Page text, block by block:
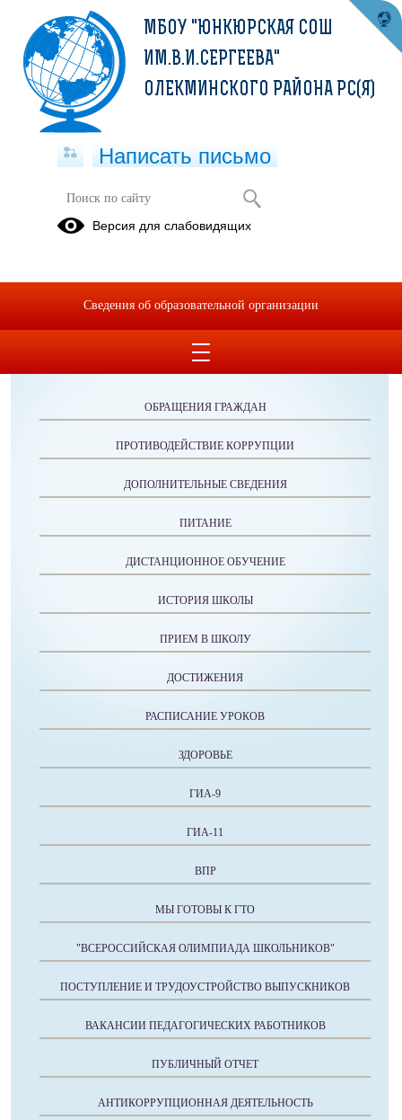
Специальная оценка условий труда
ОБРАЩЕНИЯ ГРАЖДАН
ПРОТИВОДЕЙСТВИЕ КОРРУПЦИИ
ДОПОЛНИТЕЛЬНЫЕ СВЕДЕНИЯ
ПИТАНИЕ
ДИСТАНЦИОННОЕ ОБУЧЕНИЕ
ИСТОРИЯ ШКОЛЫ
ПРИЕМ В ШКОЛУ
ДОСТИЖЕНИЯ
РАСПИСАНИЕ УРОКОВ
ЗДОРОВЬЕ
ГИА-9
ГИА-11
ВПР
МЫ ГОТОВЫ К ГТО
"ВСЕРОССИЙСКАЯ ОЛИМПИАДА ШКОЛЬНИКОВ"
ПОСТУПЛЕНИЕ И ТРУДОУСТРОЙСТВО ВЫПУСКНИКОВ
ВАКАНСИИ ПЕДАГОГИЧЕСКИХ РАБОТНИКОВ
ПУБЛИЧНЫЙ ОТЧЕТ
АНТИКОРРУПЦИОННАЯ ДЕЯТЕЛЬНОСТЬ
МБОУ "ЮНКЮРСКАЯ СОШ
ИМ.В.И.СЕРГЕЕВА"
ОЛЕКМИНСКОГО РАЙОНА РС(Я)
Написать письмо
Версия для слабовидящих
Сведения об образовательной организации